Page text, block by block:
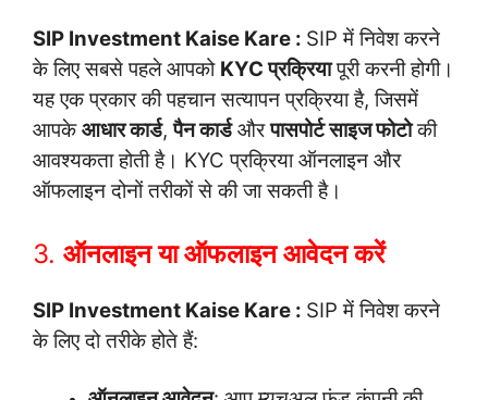
SIP Investment Kaise Kare : SIP में निवेश करने
के लिए सबसे पहले आपको KYC प्रक्रियापूरी करनी होगी।
यह एक प्रकार की पहचान सत्यापन प्रक्रिया है, जिसमें
आपकेआधार कार्ड,पैन कार्डऔरपासपोर्ट साइज फोटोकी
आवश्यकता होती है। KYC प्रक्रिया ऑनलाइन और
ऑफलाइन दोनों तरीकों से की जा सकती है।
3. ऑनलाइन या ऑफलाइन आवेदन करें
SIP Investment Kaise Kare : SIP में निवेश करने
के लिए दो तरीके होते हैं: